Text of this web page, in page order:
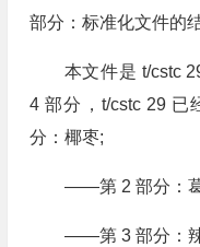
部分：标准化文件的
本文件是 t/cstc
4 部分，t/cstc 29
分：椰枣;
——第 2 部分：
——第 3 部分：辣